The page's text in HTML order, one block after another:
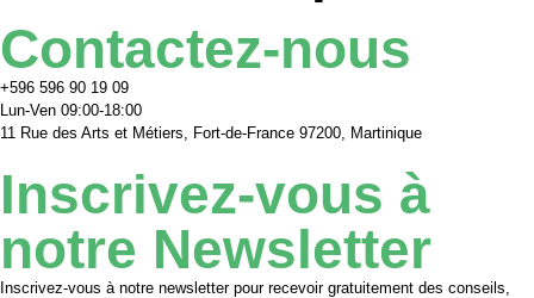
Contactez-nous
+596 596 90 19 09
Lun-Ven 09:00-18:00
11 Rue des Arts et Métiers, Fort-de-France 97200, Martinique
Inscrivez-vous à
notre Newsletter
Inscrivez-vous à notre newsletter pour recevoir gratuitement des conseils,